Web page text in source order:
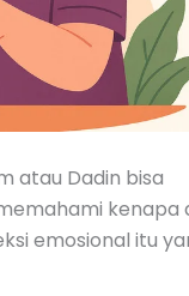
atau Dadin bisa
kenapa
emosional itu